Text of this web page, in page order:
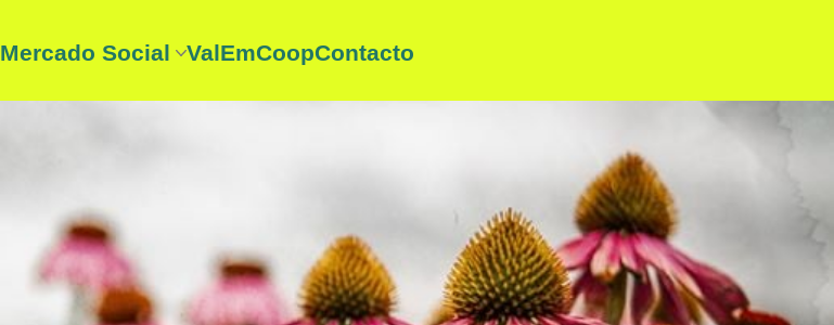
Mercado Social
Entidades mercado social
ValEmCoopContacto